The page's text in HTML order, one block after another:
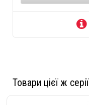
Товари цієї ж серії